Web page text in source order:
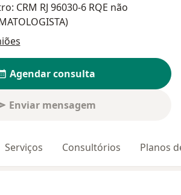
CRM RJ 96030-6 RQE não
Agendar consulta
Enviar mensagem
Serviços Consultórios Planos